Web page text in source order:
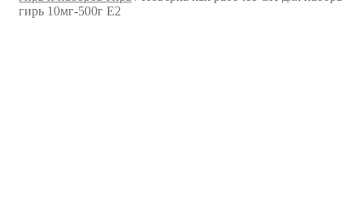
гирь 10мг-500г E2